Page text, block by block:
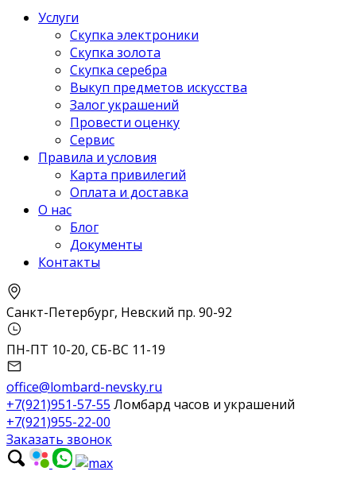
Услуги
Скупка электроники
Скупка золота
Скупка серебра
Выкуп предметов искусства
Залог украшений
Провести оценку
Сервис
Правила и условия
Карта привилегий
Оплата и доставка
О нас
Блог
Документы
Контакты
Санкт-Петербург, Невский пр. 90-92
ПН-ПТ 10-20, СБ-ВС 11-19
office@lombard-nevsky.ru
+7(921)951-57-55 Ломбард часов и украшений
+7(921)955-22-00
Заказать звонок